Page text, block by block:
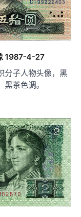
1987-4-27
分子人物头像，黑
茶色调。